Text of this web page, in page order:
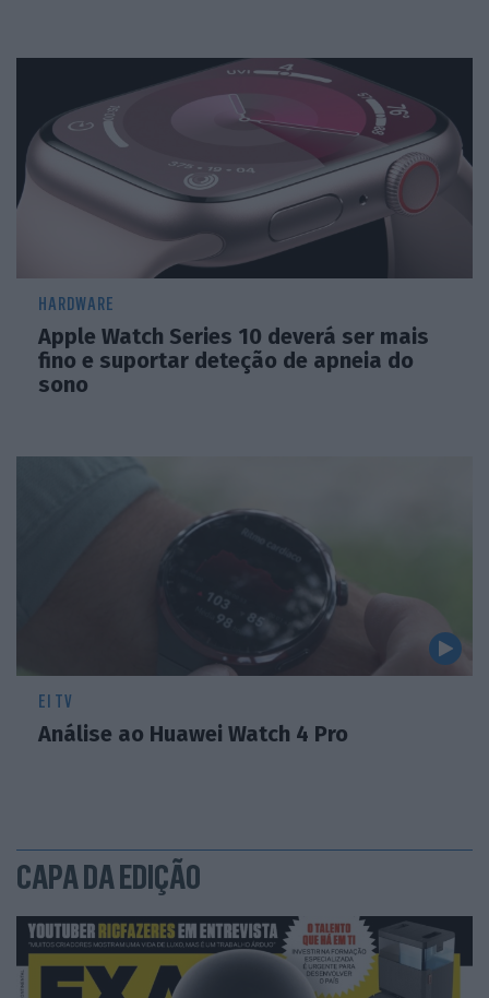
HARDWARE
Apple Watch Series 10 deverá ser mais
fino e suportar deteção de apneia do
sono
EI TV
Análise ao Huawei Watch 4 Pro
CAPA DA EDIÇÃO